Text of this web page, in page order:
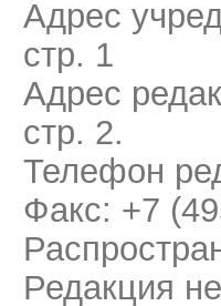
Адрес
стр. 1
Адрес
стр. 2.
Телефон
Факс: +7
Редакция